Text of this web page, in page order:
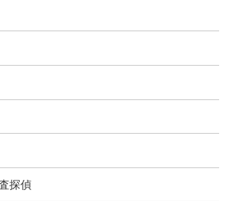
束
探偵